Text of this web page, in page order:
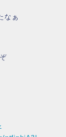
なぁ